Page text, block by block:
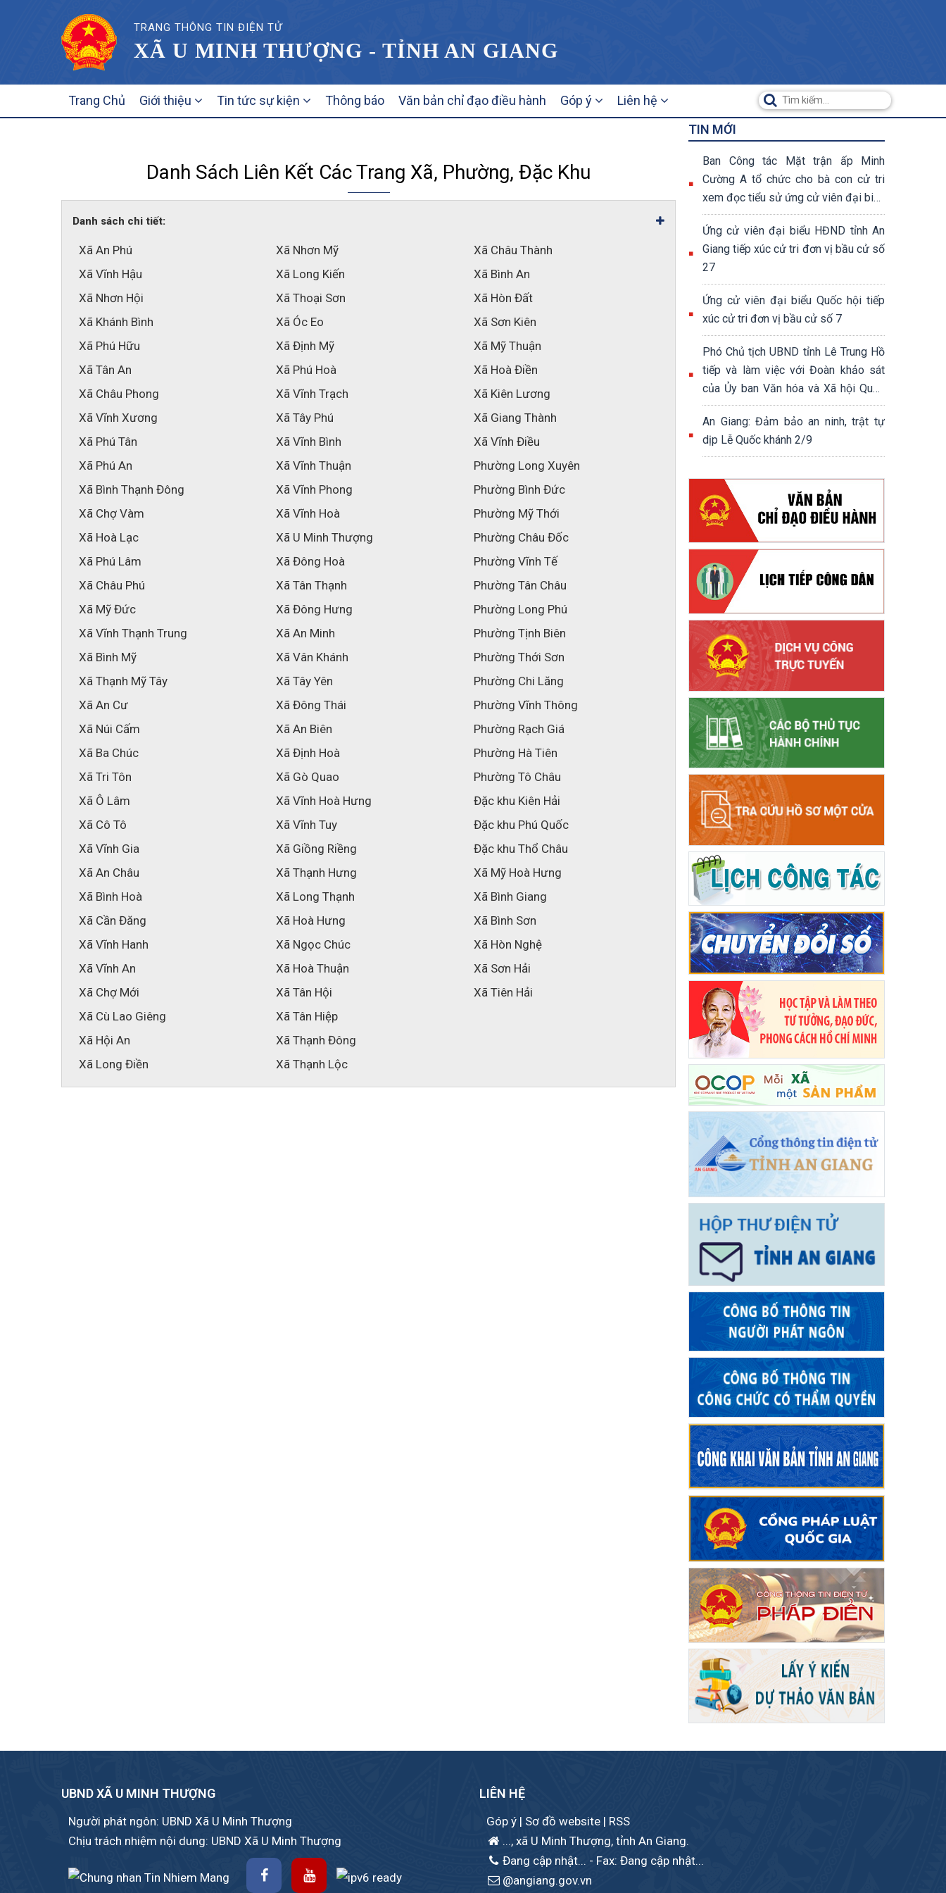
TRANG THÔNG TIN ĐIỆN TỬ
XÃ U MINH THƯỢNG - TỈNH AN GIANG
NAVIGATION
Trang Chủ Giới thiệu Tin tức sự kiện Thông báo Văn bản chỉ đạo điều hành Góp ý Liên hệ
Danh Sách Liên Kết Các Trang Xã, Phường, Đặc Khu
Danh sách chi tiết:
Xã An Phú
Xã Vĩnh Hậu
Xã Nhơn Hội
Xã Khánh Bình
Xã Phú Hữu
Xã Tân An
Xã Châu Phong
Xã Vĩnh Xương
Xã Phú Tân
Xã Phú An
Xã Bình Thạnh Đông
Xã Chợ Vàm
Xã Hoà Lạc
Xã Phú Lâm
Xã Châu Phú
Xã Mỹ Đức
Xã Vĩnh Thạnh Trung
Xã Bình Mỹ
Xã Thạnh Mỹ Tây
Xã An Cư
Xã Núi Cấm
Xã Ba Chúc
Xã Tri Tôn
Xã Ô Lâm
Xã Cô Tô
Xã Vĩnh Gia
Xã An Châu
Xã Bình Hoà
Xã Cần Đăng
Xã Vĩnh Hanh
Xã Vĩnh An
Xã Chợ Mới
Xã Cù Lao Giêng
Xã Hội An
Xã Long Điền
Xã Nhơn Mỹ
Xã Long Kiến
Xã Thoại Sơn
Xã Óc Eo
Xã Định Mỹ
Xã Phú Hoà
Xã Vĩnh Trạch
Xã Tây Phú
Xã Vĩnh Bình
Xã Vĩnh Thuận
Xã Vĩnh Phong
Xã Vĩnh Hoà
Xã U Minh Thượng
Xã Đông Hoà
Xã Tân Thạnh
Xã Đông Hưng
Xã An Minh
Xã Vân Khánh
Xã Tây Yên
Xã Đông Thái
Xã An Biên
Xã Định Hoà
Xã Gò Quao
Xã Vĩnh Hoà Hưng
Xã Vĩnh Tuy
Xã Giồng Riềng
Xã Thạnh Hưng
Xã Long Thạnh
Xã Hoà Hưng
Xã Ngọc Chúc
Xã Hoà Thuận
Xã Tân Hội
Xã Tân Hiệp
Xã Thạnh Đông
Xã Thạnh Lộc
Xã Châu Thành
Xã Bình An
Xã Hòn Đất
Xã Sơn Kiên
Xã Mỹ Thuận
Xã Hoà Điền
Xã Kiên Lương
Xã Giang Thành
Xã Vĩnh Điều
Phường Long Xuyên
Phường Bình Đức
Phường Mỹ Thới
Phường Châu Đốc
Phường Vĩnh Tế
Phường Tân Châu
Phường Long Phú
Phường Tịnh Biên
Phường Thới Sơn
Phường Chi Lăng
Phường Vĩnh Thông
Phường Rạch Giá
Phường Hà Tiên
Phường Tô Châu
Đặc khu Kiên Hải
Đặc khu Phú Quốc
Đặc khu Thổ Châu
Xã Mỹ Hoà Hưng
Xã Bình Giang
Xã Bình Sơn
Xã Hòn Nghệ
Xã Sơn Hải
Xã Tiên Hải
TIN MỚI
Ban Công tác Mặt trận ấp Minh
Cường A tổ chức cho bà con cử tri
xem đọc tiểu sử ứng cử viên đại biểu
Quốc hội và đại biểu HĐND các cấp
Ứng cử viên đại biểu HĐND tỉnh An
Giang tiếp xúc cử tri đơn vị bầu cử số
27
Ứng cử viên đại biểu Quốc hội tiếp
xúc cử tri đơn vị bầu cử số 7
Phó Chủ tịch UBND tỉnh Lê Trung Hồ
tiếp và làm việc với Đoàn khảo sát
của Ủy ban Văn hóa và Xã hội Quốc
hội khóa XV
An Giang: Đảm bảo an ninh, trật tự
dịp Lễ Quốc khánh 2/9
UBND XÃ U MINH THƯỢNG
Người phát ngôn: UBND Xã U Minh Thượng
Chịu trách nhiệm nội dung: UBND Xã U Minh Thượng
LIÊN HỆ
Góp ý | Sơ đồ website | RSS
..., xã U Minh Thượng, tỉnh An Giang.
Đang cập nhật... - Fax: Đang cập nhật...
@angiang.gov.vn